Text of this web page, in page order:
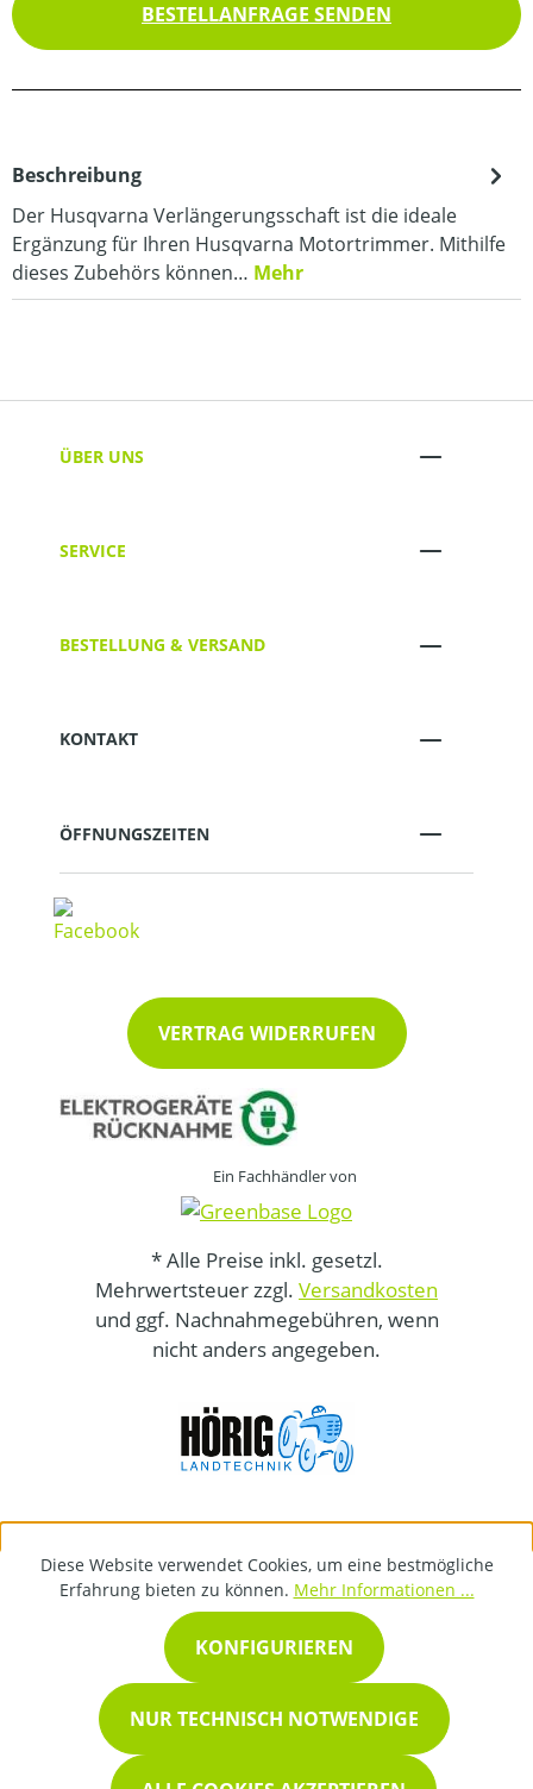
BESTELLANFRAGE SENDEN
Beschreibung
Der Husqvarna Verlängerungsschaft ist die ideale
Ergänzung für Ihren Husqvarna Motortrimmer. Mithilfe
dieses Zubehörs können… Mehr
ÜBER UNS
SERVICE
BESTELLUNG & VERSAND
KONTAKT
ÖFFNUNGSZEITEN
VERTRAG WIDERRUFEN
Ein Fachhändler von
* Alle Preise inkl. gesetzl.
Mehrwertsteuer zzgl. Versandkosten
und ggf. Nachnahmegebühren, wenn
nicht anders angegeben.
Diese Website verwendet Cookies, um eine bestmögliche
Erfahrung bieten zu können. Mehr Informationen ...
NUR TECHNISCH NOTWENDIGE
KONFIGURIEREN